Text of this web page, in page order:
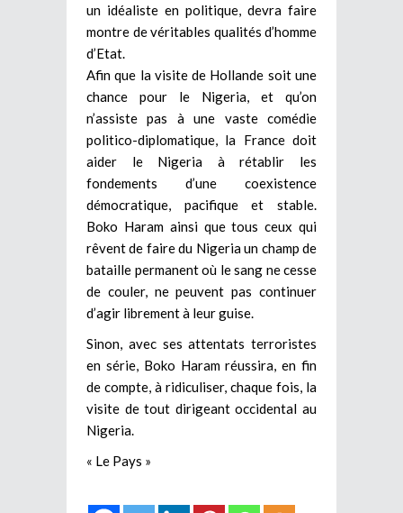
un idéaliste en politique, devra faire
montre de véritables qualités d’homme
d’Etat.
Afin que la visite de Hollande soit une
chance pour le Nigeria, et qu’on
n’assiste pas à une vaste comédie
politico-diplomatique, la France doit
aider le Nigeria à rétablir les
fondements d’une coexistence
démocratique, pacifique et stable.
Boko Haram ainsi que tous ceux qui
rêvent de faire du Nigeria un champ de
bataille permanent où le sang ne cesse
de couler, ne peuvent pas continuer
d’agir librement à leur guise.
Sinon, avec ses attentats terroristes
en série, Boko Haram réussira, en fin
de compte, à ridiculiser, chaque fois, la
visite de tout dirigeant occidental au
Nigeria.
« Le Pays »